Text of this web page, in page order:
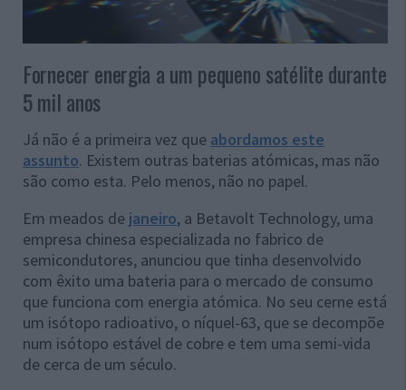
Fornecer energia a um pequeno satélite durante
5 mil anos
Já não é a primeira vez que abordamos este
assunto. Existem outras baterias atómicas, mas não
são como esta. Pelo menos, não no papel.
Em meados de janeiro, a Betavolt Technology, uma
empresa chinesa especializada no fabrico de
semicondutores, anunciou que tinha desenvolvido
com êxito uma bateria para o mercado de consumo
que funciona com energia atómica. No seu cerne está
um isótopo radioativo, o níquel-63, que se decompõe
num isótopo estável de cobre e tem uma semi-vida
de cerca de um século.